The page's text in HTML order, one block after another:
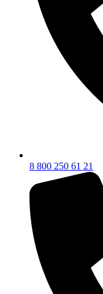
8 800 250 61 21